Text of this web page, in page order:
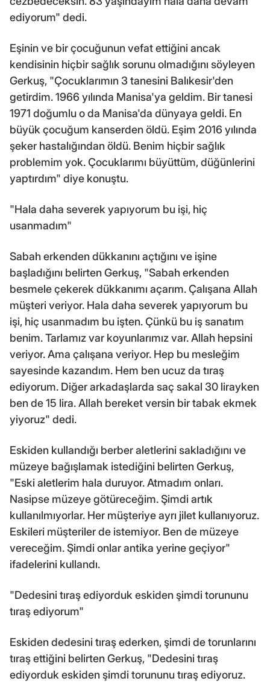
ediyorum" dedi.
Eşinin ve bir çocuğunun vefat ettiğini ancak
kendisinin hiçbir sağlık sorunu olmadığını söyleyen
Gerkuş, "Çocuklarımın 3 tanesini Balıkesir'den
getirdim. 1966 yılında Manisa'ya geldim. Bir tanesi
1971 doğumlu o da Manisa'da dünyaya geldi. En
büyük çocuğum kanserden öldü. Eşim 2016 yılında
şeker hastalığından öldü. Benim hiçbir sağlık
problemim yok. Çocuklarımı büyüttüm, düğünlerini
yaptırdım" diye konuştu.
"Hala daha severek yapıyorum bu işi, hiç
usanmadım"
Sabah erkenden dükkanını açtığını ve işine
başladığını belirten Gerkuş, "Sabah erkenden
besmele çekerek dükkanımı açarım. Çalışana Allah
müşteri veriyor. Hala daha severek yapıyorum bu
işi, hiç usanmadım bu işten. Çünkü bu iş sanatım
benim. Tarlamız var koyunlarımız var. Allah hepsini
veriyor. Ama çalışana veriyor. Hep bu mesleğim
sayesinde kazandım. Hem ben ucuz da tıraş
ediyorum. Diğer arkadaşlarda saç sakal 30 lirayken
ben de 15 lira. Allah bereket versin bir tabak ekmek
yiyoruz" dedi.
Eskiden kullandığı berber aletlerini sakladığını ve
müzeye bağışlamak istediğini belirten Gerkuş,
"Eski aletlerim hala duruyor. Atmadım onları.
Nasipse müzeye götüreceğim. Şimdi artık
kullanılmıyorlar. Her müşteriye ayrı jilet kullanıyoruz.
Eskileri müşteriler de istemiyor. Ben de müzeye
vereceğim. Şimdi onlar antika yerine geçiyor"
ifadelerini kullandı.
"Dedesini tıraş ediyorduk eskiden şimdi torununu
tıraş ediyorum"
Eskiden dedesini tıraş ederken, şimdi de torunlarını
tıraş ettiğini belirten Gerkuş, "Dedesini tıraş
ediyorduk eskiden şimdi torununu tıraş ediyoruz.